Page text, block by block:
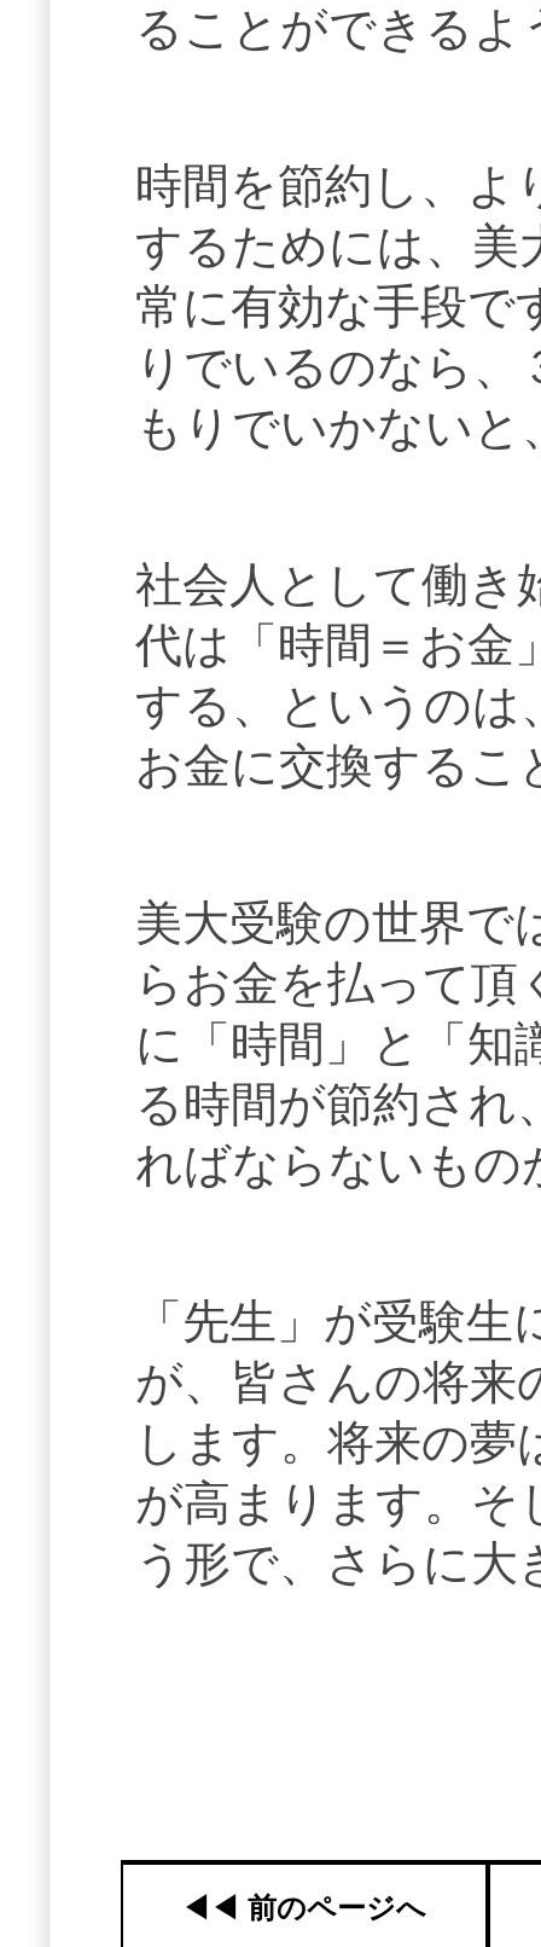
ることができる
時間を節約し、よ
するためには、美
常に有効な手段で
りでいるのなら
もりでいかない
社会人として働き
代は「時間＝お金
する、というのは
お金に交換するこ
美大受験の世界で
らお金を払って頂
に「時間」と「知
る時間が節約され
ればならないもの
「先生」が受験
が、皆さんの将来
します。将来の
が高まります。そ
う形で、さらに
◀︎◀︎ 前のページへ